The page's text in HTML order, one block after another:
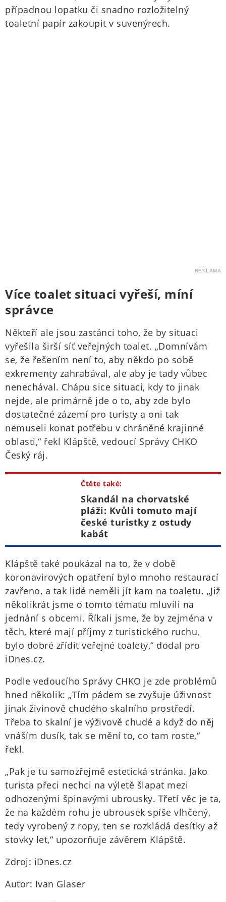
případnou lopatku či snadno rozložitelný
toaletní papír zakoupit v suvenýrech.
REKLAMA
Více toalet situaci vyřeší, míní
správce
Někteří ale jsou zastánci toho, že by situaci
vyřešila širší síť veřejných toalet. „Domnívám
se, že řešením není to, aby někdo po sobě
exkrementy zahrabával, ale aby je tady vůbec
nenechával. Chápu sice situaci, kdy to jinak
nejde, ale primárně jde o to, aby zde bylo
dostatečné zázemí pro turisty a oni tak
nemuseli konat potřebu v chráněné krajinné
oblasti,“ řekl Klápště, vedoucí Správy CHKO
Český ráj.
Čtěte také:
Skandál na chorvatské
pláži: Kvůli tomuto mají
české turistky z ostudy
kabát
Klápště také poukázal na to, že v době
koronavirových opatření bylo mnoho restaurací
zavřeno, a tak lidé neměli jít kam na toaletu. „Již
několikrát jsme o tomto tématu mluvili na
jednání s obcemi. Říkali jsme, že by zejména v
těch, které mají příjmy z turistického ruchu,
bylo dobré zřídit veřejné toalety,“ dodal pro
iDnes.cz.
Podle vedoucího Správy CHKO je zde problémů
hned několik: „Tím pádem se zvyšuje úživnost
jinak živinově chudého skalního prostředí.
Třeba to skalní je výživově chudé a když do něj
vnáším dusík, tak se mění to, co tam roste,“
řekl.
„Pak je tu samozřejmě estetická stránka. Jako
turista přeci nechci na výletě šlapat mezi
odhozenými špinavými ubrousky. Třetí věc je ta,
že na každém rohu je ubrousek spíše vlhčený,
tedy vyrobený z ropy, ten se rozkládá desítky až
stovky let,“ upozorňuje závěrem Klápště.
Zdroj: iDnes.cz
Autor: Ivan Glaser